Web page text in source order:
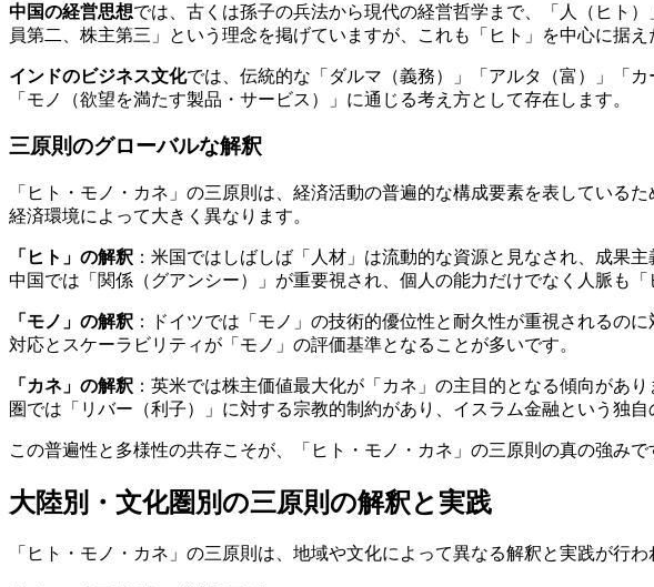
中国の経営思想では、古くは孫子の兵法から現代の経営哲学まで、「人（ヒト
員第二、株主第三」という理念を掲げていますが、これも「ヒト」を中心に据え
インドのビジネス文化では、伝統的な「ダルマ（義務）」「アルタ（富）」「
「モノ（欲望を満たす製品・サービス）」に通じる考え方として存在します。
三原則のグローバルな解釈
「ヒト・モノ・カネ」の三原則は、経済活動の普遍的な構成要素を表してい
経済環境によって大きく異なります。
「ヒト」の解釈 ：米国ではしばしば「人材」は流動的な資源と見なされ、成果
中国では「関係（グアンシー）」が重要視され、個人の能力だけでなく人脈も「
「モノ」の解釈 ：ドイツでは「モノ」の技術的優位性と耐久性が重視されるの
対応とスケーラビリティが「モノ」の評価基準となることが多いです。
「カネ」の解釈 ：英米では株主価値最大化が「カネ」の主目的となる傾向があ
圏では「リバー（利子）」に対する宗教的制約があり、イスラム金融という独
この普遍性と多様性の共存こそが、「ヒト・モノ・カネ」の三原則の真の強み
大陸別・文化圏別の三原則の解釈と実践
「ヒト・モノ・カネ」の三原則は、地域や文化によって異なる解釈と実践が行